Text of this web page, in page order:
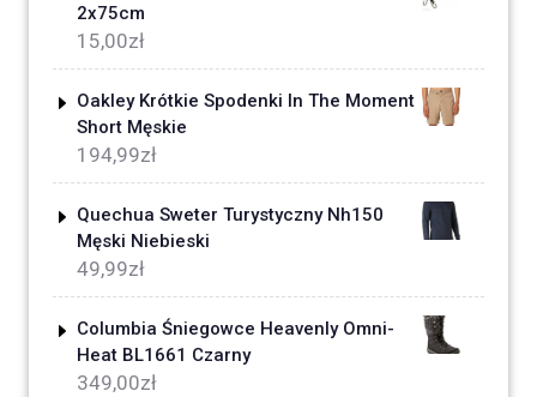
2x75cm
15,00zł
Oakley Krótkie Spodenki In The Moment
Short Męskie
194,99zł
Quechua Sweter Turystyczny Nh150
Męski Niebieski
49,99zł
Columbia Śniegowce Heavenly Omni-
Heat BL1661 Czarny
349,00zł